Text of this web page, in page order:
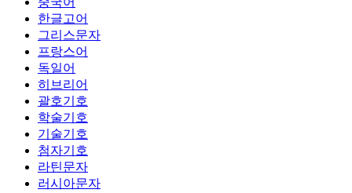
한글고어
그리스문자
프랑스어
독일어
히브리어
괄호기호
학술기호
기술기호
첨자기호
라틴문자
러시아문자